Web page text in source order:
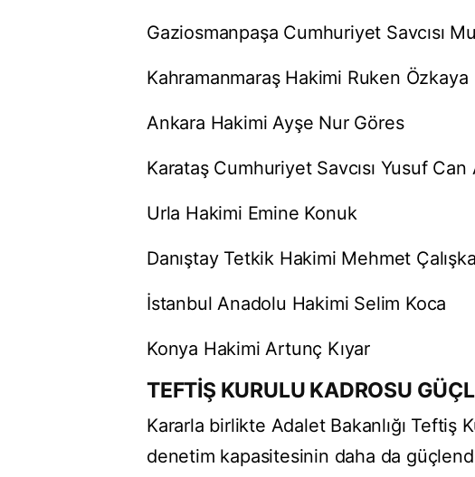
Gaziosmanpaşa Cumhuriyet Savcısı
Kahramanmaraş Hakimi Ruken Özkaya
Ankara Hakimi Ayşe Nur Göres
Karataş Cumhuriyet Savcısı Yusuf Can
Urla Hakimi Emine Konuk
Danıştay Tetkik Hakimi Mehmet
İstanbul Anadolu Hakimi Selim Koca
Konya Hakimi Artunç Kıyar
TEFTİŞ KURULU KADROSU
Kararla birlikte Adalet Bakanlığı Teftiş
denetim kapasitesinin daha da